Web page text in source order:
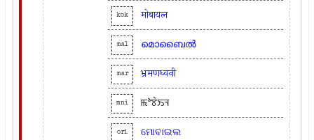
kok मोबायल
mal മൊബൈല്‍
mar भ्रमणध्वनी
mni ꯃꯣꯕꯥꯏꯜ
ori ମୋବାଇଲ